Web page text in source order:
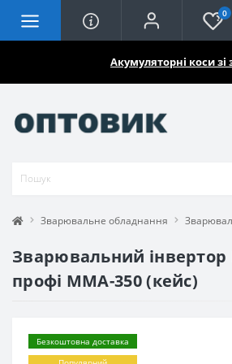
Акумуляторні коси
0
Зварювальне обладнання
Зварювальний інвертор
профі ММА-350 (кейс)
Безкоштовна доставка